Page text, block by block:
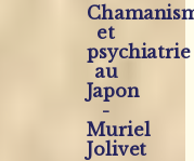
et
psychiatrie
au
Japon
-
Muriel
Jolivet